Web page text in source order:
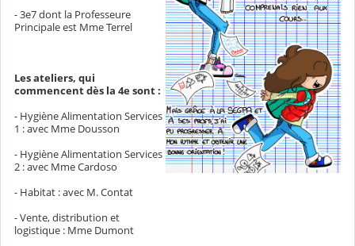
- 3e7 dont la Professeure
Principale est Mme Terrel
Les ateliers, qui
commencent dès la 4e sont :
- Hygiène Alimentation Services
1 : avec Mme Dousson
- Hygiène Alimentation Services
2 : avec Mme Cardoso
- Habitat : avec M. Contat
- Vente, distribution et
logistique : Mme Dumont